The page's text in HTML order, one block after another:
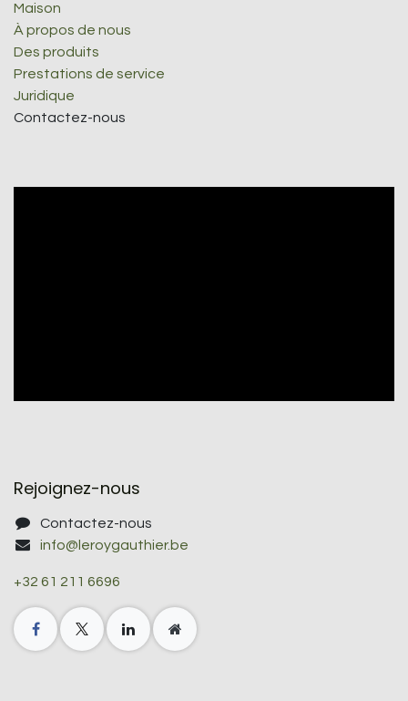
Maison
À propos de nous
Des produits
Prestations de service
Juridique
Contactez-nous
Rejoignez-nous
Contactez-nous
info@leroygauthier.be
+32 61 211 6696